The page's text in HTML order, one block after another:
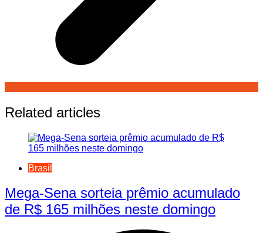
Related articles
Brasil
Mega-Sena sorteia prêmio acumulado
de R$ 165 milhões neste domingo